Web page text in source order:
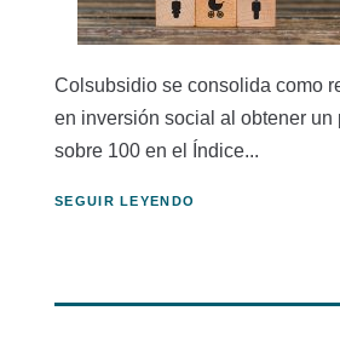
Colsubsidio se consolida como
en inversión social al obtener un
sobre 100 en el Índice...
SEGUIR LEYENDO